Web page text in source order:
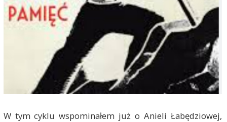
W tym cyklu wspominałem już o Anieli Łabędziowej,